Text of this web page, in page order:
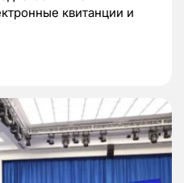
квитанции и